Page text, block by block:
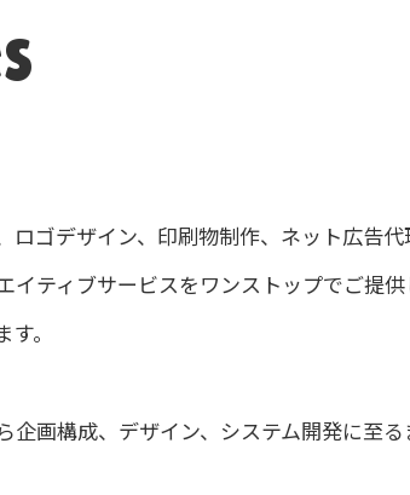
ロゴデザイン、印刷物制作、ネット広告
イティブサービスをワンストップでご提
。
企画構成、デザイン、システム開発に至